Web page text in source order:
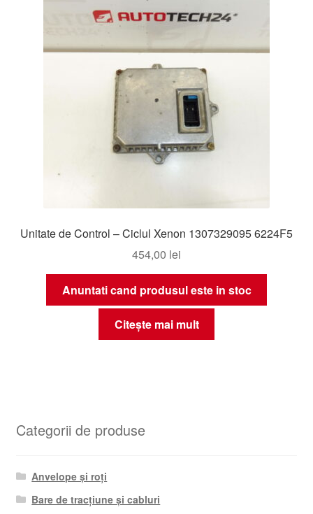
Unitate de Control – Ciclul Xenon 1307329095 6224F5
454,00 lei
Anuntati cand produsul este in stoc
Citește mai mult
Categorii de produse
Anvelope și roți
Bare de tracțiune și cabluri